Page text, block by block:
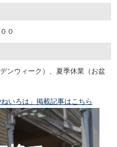
０
ンウィーク）、夏季休業（お盆
いろは」掲載記事はこちら